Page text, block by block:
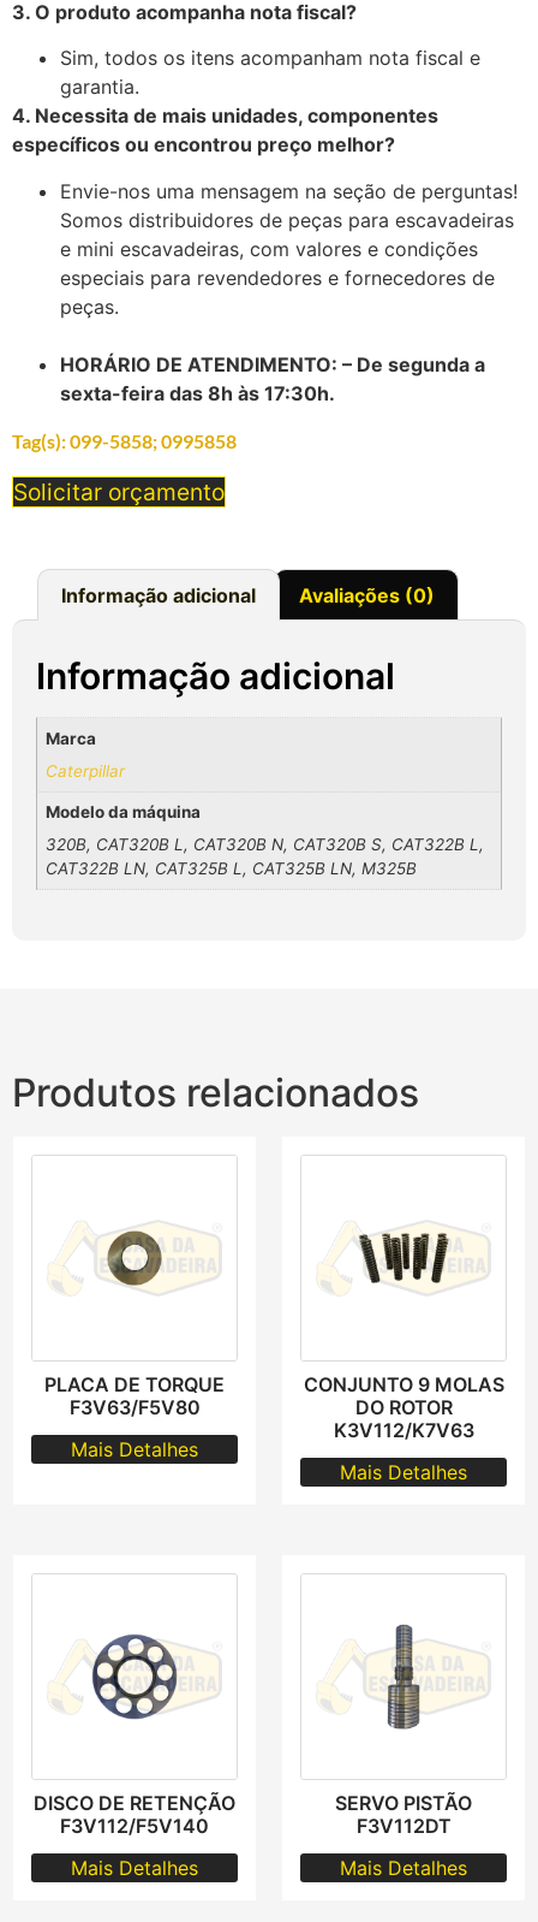
3. O produto acompanha nota fiscal?
Sim, todos os itens acompanham nota fiscal e
garantia.
4. Necessita de mais unidades, componentes
específicos ou encontrou preço melhor?
Envie-nos uma mensagem na seção de perguntas!
Somos distribuidores de peças para escavadeiras
e mini escavadeiras, com valores e condições
especiais para revendedores e fornecedores de
peças.
HORÁRIO DE ATENDIMENTO: – De segunda a
sexta-feira das 8h às 17:30h.
Tag(s):099-5858; 0995858
Solicitar orçamento
Informação adicional Avaliações (0)
Informação adicional
Marca
Caterpillar
Modelo da máquina
320B, CAT320B L, CAT320B N, CAT320B S, CAT322B L,
CAT322B LN, CAT325B L, CAT325B LN, M325B
Produtos relacionados
PLACA DE TORQUE
F3V63/F5V80
Mais Detalhes
CONJUNTO 9 MOLAS
DO ROTOR
K3V112/K7V63
Mais Detalhes
DISCO DE RETENÇÃO
F3V112/F5V140
Mais Detalhes
SERVO PISTÃO
F3V112DT
Mais Detalhes